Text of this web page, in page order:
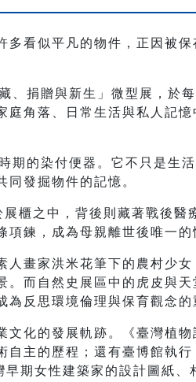
看似平凡的物件，正因被
、捐贈與新生」微型展，於
角落、日常生活與私人記
期的染付便器。它不只是生
同發掘物件的記憶。
展櫃之中，背後則藏著戰後
鍊，成為母親離世後唯一的
人畫家洪米花筆下的農村少
而自然史展區中的虎皮與
反思環境倫理與保育觀念的
文化的發展軌跡。《臺灣植
自主的歷程；還有臺博館執
期女性建築家的設計圖紙、